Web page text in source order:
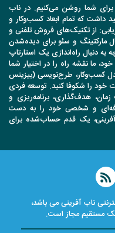
برای شما روشن می‌کنیم. در ناب
داشت که تمام ابعاد کسب‌وکار و
از تکنیک‌های فروش تلفنی و
مارکتینگ و سئو برای دیده‌شدن
به دنبال راه‌اندازی یک استارتاپ
ما نقشه راه را در اختیار شما
کسب‌وکار، طرح‌نویسی (بیزینس
خود را شکوفا کنید. توسعه فردی
هدف‌گذاری، برنامه‌ریزی و
و شخصی خود را به دست
یک قدم حساب‌شده برای
ناب آفرینی می باشد،
مستقیم مجاز است.